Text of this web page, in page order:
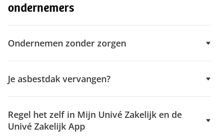
ondernemers
Ondernemen zonder zorgen
Je asbestdak vervangen?
Regel het zelf in Mijn Univé Zakelijk en de
Univé Zakelijk App